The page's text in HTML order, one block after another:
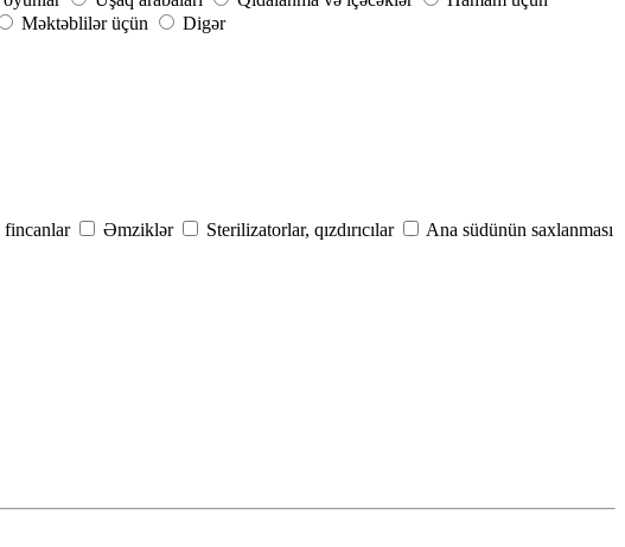
Məktəblilər üçün
Digər
fincanlar Əmziklər Sterilizatorlar, qızdırıcılar
Ana südünün saxlanması